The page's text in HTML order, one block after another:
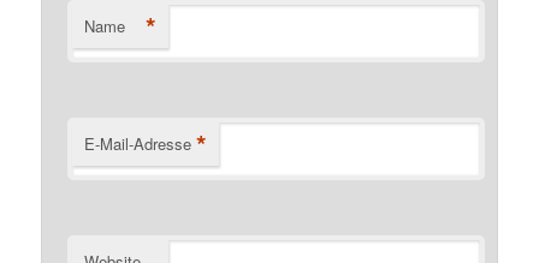
Name *
E-Mail-Adresse *